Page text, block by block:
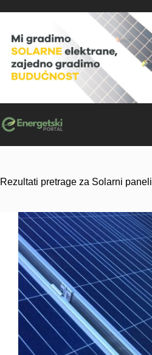
to
Rezultati pretrage za Solarni paneli